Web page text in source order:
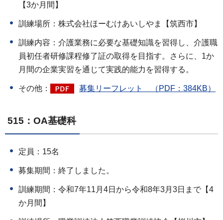
【3か月間】
訓練場所：株式会社ほーむけあいしやま【筑西市】
訓練内容：介護業務に必要な基礎知識を習得し、介護職
員初任者研修課程修了証の取得を目指す。さらに、1か
月間の企業実習を通じて実践的能力を習得する。
その他： 募集リーフレット （PDF：384KB）
515：OA基礎科
定員：15名
募集期間：終了しました。
訓練期間：令和7年11月4日から令和8年3月3日まで【4
か月間】